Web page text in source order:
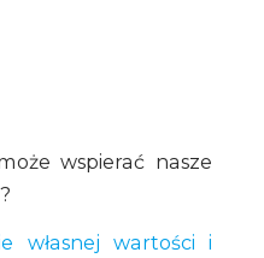
wspierać nasze
własnej wartości i